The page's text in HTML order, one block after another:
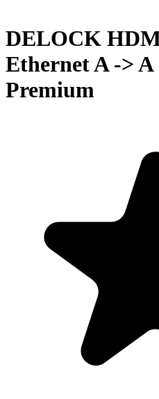
DELOCK
Ethernet A -> A
Premium